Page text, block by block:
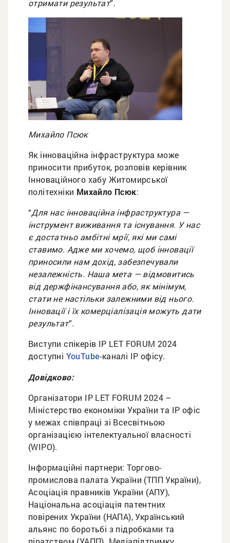
отримати результат”.
Михайло Псюк
Як інноваційна інфраструктура може
приносити прибуток, розповів керівник
Інноваційного хабу Житомирської
політехніки Михайло Псюк:
“Для нас інноваційна інфраструктура —
інструмент виживання та існування. У нас
є достатньо амбітні мрії, які ми самі
ставимо. Адже ми хочемо, щоб інновації
приносили нам дохід, забезпечували
незалежність. Наша мета — відмовитись
від держфінансування або, як мінімум,
стати не настільки залежними від нього.
Інновації і їх комерціалізація можуть дати
результат”.
Виступи спікерів IP LET FORUM 2024
доступні YouTube-каналі ІР офісу.
Довідково:
Організатори IP LET FORUM 2024 –
Міністерство економіки України та ІР офіс
у межах співпраці зі Всесвітньою
організацією інтелектуальної власності
(WIPO).
Інформаційні партнери: Торгово-
промислова палата України (ТПП України),
Асоціація правників України (АПУ),
Національна асоціація патентних
повірених України (НАПА), Український
альянс по боротьбі з підробками та